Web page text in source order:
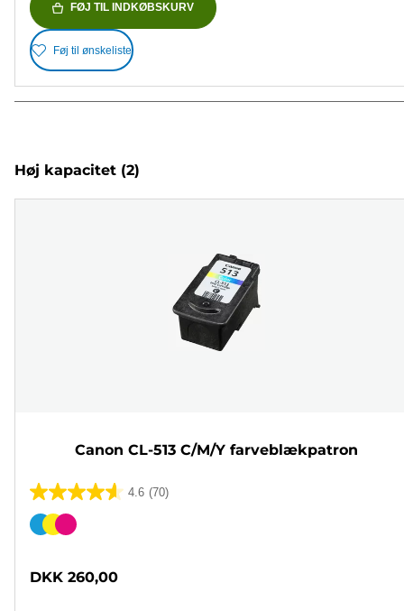
FØJ TIL INDKØBSKURV
Føj til ønskeliste
Høj kapacitet (2)
Canon CL-513 C/M/Y farveblækpatron
4.6 (70)
4.6
ud
stjerner.
Farvepatron
DKK 260,00